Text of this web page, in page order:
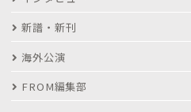
新譜・新刊
海外公演
FROM編集部